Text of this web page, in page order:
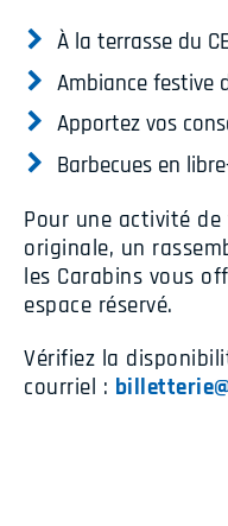
À la terrasse du
Ambiance festive
Apportez vos
Barbecues en
Pour une activité
originale, un
les Carabins vous
espace réservé.
Vérifiez la
courriel :